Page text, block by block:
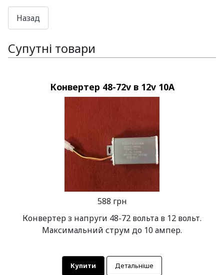
Супутні товари
Конвертер 48-72v в 12v 10A
588 грн
Конвертер з напруги 48-72 вольта в 12 вольт.
Максимальний струм до 10 ампер.
Купити Детальніше